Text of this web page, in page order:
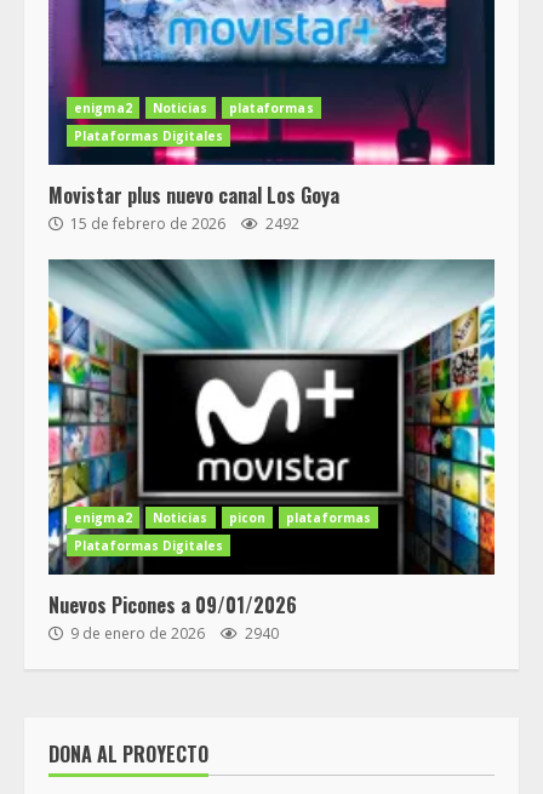
enigma2 Noticias
plataformas
Plataformas Digitales
Movistar plus nuevo canal Los Goya
15 de febrero de 2026 2492
enigma2 Noticias picon
plataformas
Plataformas Digitales
Nuevos Picones a 09/01/2026
9 de enero de 2026 2940
DONA AL PROYECTO